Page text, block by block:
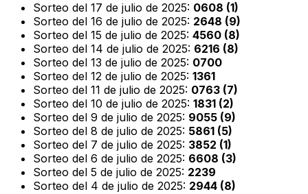
Sorteo del 17 de julio de 2025: 0608 (1)
Sorteo del 16 de julio de 2025: 2648 (9)
Sorteo del 15 de julio de 2025: 4560 (8)
Sorteo del 14 de julio de 2025: 6216 (8)
Sorteo del 13 de julio de 2025: 0700
Sorteo del 12 de julio de 2025: 1361
Sorteo del 11 de julio de 2025: 0763 (7)
Sorteo del 10 de julio de 2025: 1831 (2)
Sorteo del 9 de julio de 2025: 9055 (9)
Sorteo del 8 de julio de 2025: 5861 (5)
Sorteo del 7 de julio de 2025: 3852 (1)
Sorteo del 6 de julio de 2025: 6608 (3)
Sorteo del 5 de julio de 2025: 2239
Sorteo del 4 de julio de 2025: 2944 (8)